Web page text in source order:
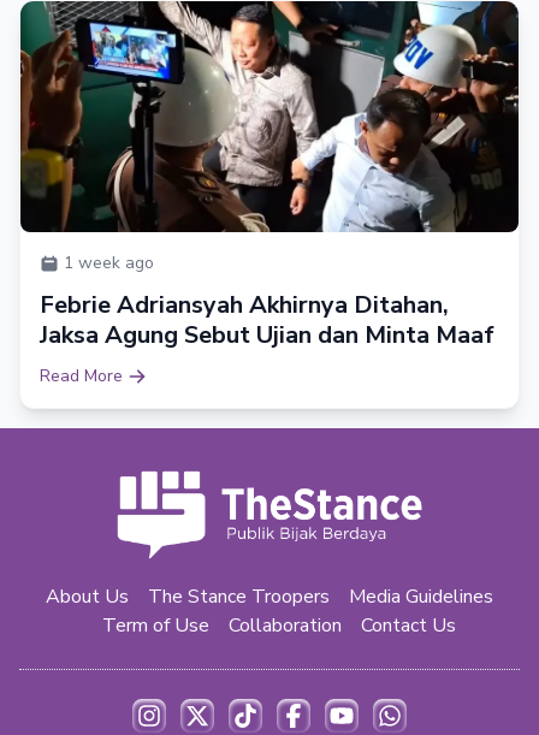
1 week ago
Febrie Adriansyah Akhirnya Ditahan,
Jaksa Agung Sebut Ujian dan Minta Maaf
Read More
About Us The Stance Troopers
Media Guidelines
Term of Use
Collaboration Contact Us